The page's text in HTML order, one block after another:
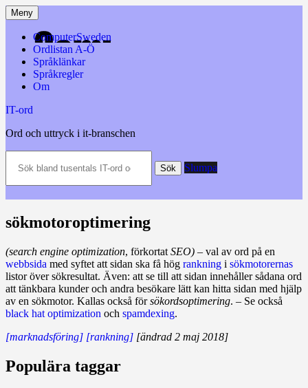
Hoppa
till
innehåll
Meny
ComputerSweden
Ordlistan A-Ö
Språklänkar
Språkregler
Om
IT-ord
Ord och uttryck i it-branschen
bland
och
datatermer
Sök Slumpa
sökmotoroptimering
(search engine optimization, förkortat SEO) – val av ord på en
webbsida med syftet att sidan ska få hög rankning i sökmotorernas
listor över sökresultat. Även: att se till att sidan innehåller sådana ord
att tänkbara kunder och andra besökare lätt kan hitta sidan med hjälp
av en sökmotor. Kallas också försökordsoptimering. – Se också
black hat optimization och spamdexing.
[marknadsföring] [rankning] [ändrad 2 maj 2018]
Populära taggar